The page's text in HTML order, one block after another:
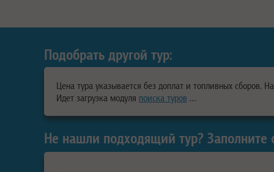
Подобрать другой тур:
Цена тура указывается без доплат и топливных сборов.
Идет загрузка модуля поиска туров …
Не нашли подходящий тур?